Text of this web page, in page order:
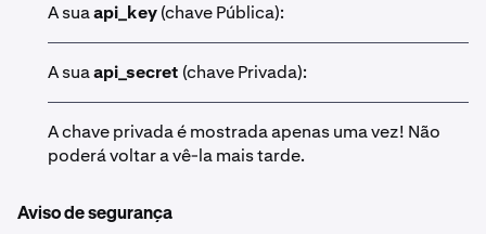
A suaapi_key(chave Pública):
A suaapi_secret (chave Privada):
A chave privada é mostrada apenas uma vez! Não
poderá voltar a vê-la mais tarde.
Aviso de segurança